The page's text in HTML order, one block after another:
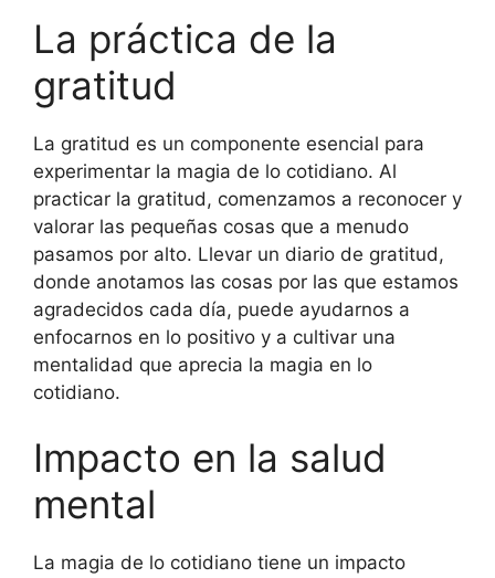
La práctica de la
gratitud
La gratitud es un componente esencial para
experimentar la magia de lo cotidiano. Al
practicar la gratitud, comenzamos a reconocer y
valorar las pequeñas cosas que a menudo
pasamos por alto. Llevar un diario de gratitud,
donde anotamos las cosas por las que estamos
agradecidos cada día, puede ayudarnos a
enfocarnos en lo positivo y a cultivar una
mentalidad que aprecia la magia en lo
cotidiano.
Impacto en la salud
mental
La magia de lo cotidiano tiene un impacto